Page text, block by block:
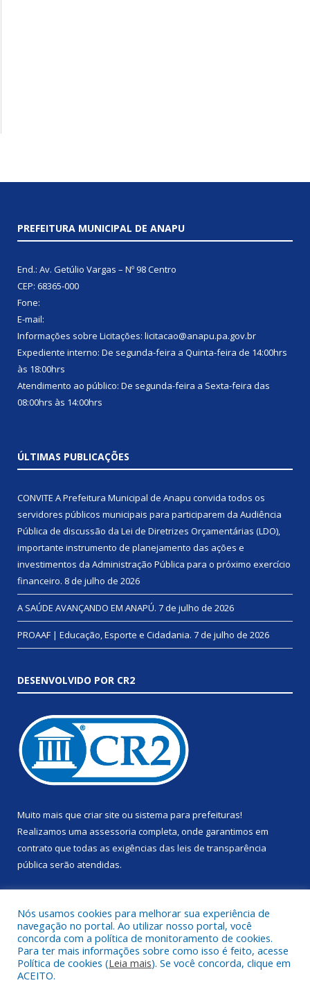
PREFEITURA MUNICIPAL DE ANAPU
End.: Av. Getúlio Vargas – Nº 98 Centro
CEP: 68365-000
Fone:
E-mail:
Informações sobre Licitações: licitacao@anapu.pa.gov.br
Expediente interno: De segunda-feira a Quinta-feira de 14:00hrs
às 18:00hrs
Atendimento ao público: De segunda-feira a Sexta-feira das
08:00hrs às 14:00hrs
ÚLTIMAS PUBLICAÇÕES
CONVITE A Prefeitura Municipal de Anapu convida todos os
servidores públicos municipais para participarem da Audiência
Pública de discussão da Lei de Diretrizes Orçamentárias (LDO),
importante instrumento de planejamento das ações e
investimentos da Administração Pública para o próximo exercício
financeiro. 8 de julho de 2026
A SAÚDE AVANÇANDO EM ANAPÚ. 7 de julho de 2026
PROAAF | Educação, Esporte e Cidadania. 7 de julho de 2026
DESENVOLVIDO POR CR2
Muito mais que criar site ou sistema para prefeituras!
Realizamos uma assessoria completa, onde garantimos em
contrato que todas as exigências das leis de transparência
pública serão atendidas.
Todos os direitos reservados a Prefeitura Municipal de Anapu.
Nós usamos cookies para melhorar sua experiência de
navegação no portal. Ao utilizar nosso portal, você
concorda com a política de monitoramento de cookies.
Para ter mais informações sobre como isso é feito, acesse
Política de cookies (Leia mais). Se você concorda, clique em
ACEITO.